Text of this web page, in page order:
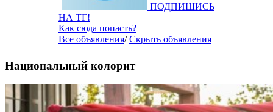
ПОДПИШИСЬ
НА ТГ!
Как сюда попасть?
Все объявления/Скрыть объявления
Национальный колорит